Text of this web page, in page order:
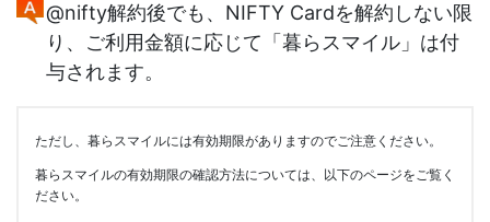
@nifty解約後でも、NIFTY Cardを解約しない限
り、ご利用金額に応じて「暮らスマイル」は付
与されます。
ただし、暮らスマイルには有効期限がありますのでご注意ください。
暮らスマイルの有効期限の確認方法については、以下のページをご覧く
ださい。